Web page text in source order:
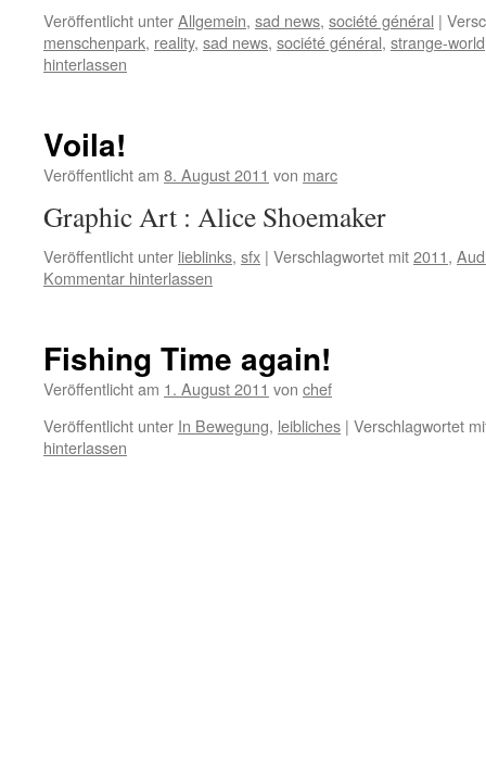
Veröffentlicht unterAllgemein, sad news, société général |
menschenpark, reality, sad news, société général, strange-world
hinterlassen
Voila!
Veröffentlicht am 8. August 2011 von marc
Graphic Art : Alice Shoemaker
Veröffentlicht unter lieblinks, sfx | Verschlagwortet mit2011,
Kommentar hinterlassen
Fishing Time again!
Veröffentlicht am 1. August 2011 von chef
Veröffentlicht unter In Bewegung, leibliches | Verschlagwortet
hinterlassen